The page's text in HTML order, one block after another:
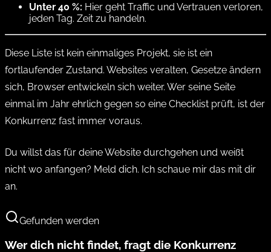
Unter 40 %: Hier geht Traffic und Vertrauen verloren,
jeden Tag. Zeit zu handeln.
Diese Liste ist kein einmaliges Projekt, sie ist ein
fortlaufender Zustand. Websites veralten, Gesetze ändern
sich, Browser entwickeln sich weiter. Wer seine Seite
einmal im Jahr ehrlich gegen so eine Checklist prüft, ist der
Konkurrenz fast immer voraus.
Du willst das für deine Website durchgehen und weißt
nicht wo anfangen? Meld dich. Ich schaue mir das mit dir
an.
Gefunden werden
Wer dich nicht findet, fragt die Konkurrenz